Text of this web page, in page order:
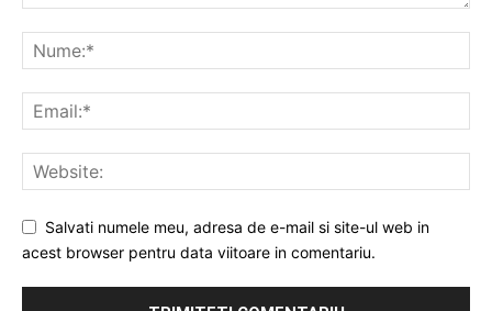
Salvati numele meu, adresa de e-mail si site-ul web in
acest browser pentru data viitoare in comentariu.